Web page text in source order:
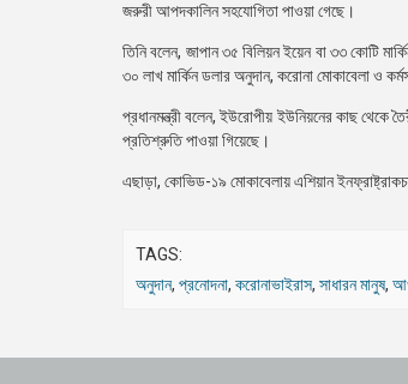
জরুরী আপদকালিন সহযোগিতা পাওয়া গেছে।
তিনি বলেন, জাপান ৩৫ বিলিয়ন ইয়েন বা ৩৩ কোটি
৩০ লাখ মার্কিন ডলার অনুদান, করোনা মোকাবেলা ও
প্রধানমন্ত্রী বলেন, ইউরোপীয় ইউনিয়নের কাছ থেকে
প্রতিশ্রুতি পাওয়া গিয়েছে।
এছাড়া, কোভিড-১৯ মোকাবেলায় এশিয়ান
TAGS:
অনুদান, প্রনোদনা, করোনাভাইরাস, সাধারন মানুষ,